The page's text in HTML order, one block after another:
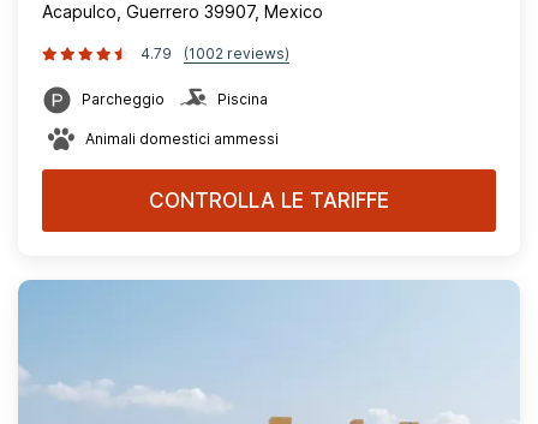
Acapulco, Guerrero 39907, Mexico
4.79 (1002 reviews)
Parcheggio Piscina
Animali domestici ammessi
CONTROLLA LE TARIFFE